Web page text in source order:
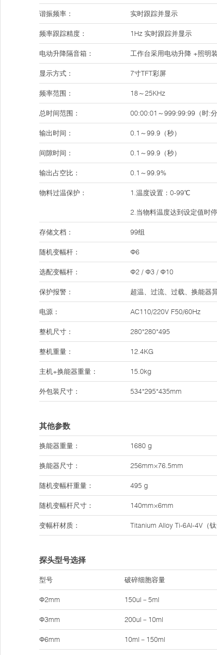
谐振频率： 实时跟踪并显示
频率跟踪精度： 1Hz 实时跟踪并显示
电动升降隔音箱： 工作台采用电动升降 +照明
显示方式： 7寸TFT彩屏
频率范围： 18～25KHz
总时间范围： 00:00:01～999:99:99（时:
输出时间： 0.1～99.9（秒）
间隙时间： 0.1～99.9（秒）
输出占空比： 0.1～99.9%
物料过温保护： 1.温度设置：0-99℃
2.当物料温度达到设定值时
存储文档： 99组
随机变幅杆： Φ6
选配变幅杆： Φ2 / Φ3 / Φ10
保护报警： 超温、过流、过载、换能器
电源： AC110/220V F50/60Hz
整机尺寸： 280*280*495
整机重量： 12.4KG
主机+换能器重量： 15.0kg
外包装尺寸： 534*295*435mm
其他参数
换能器重量： 1680 g
换能器尺寸： 256mm×76.5mm
随机变幅杆重量： 495 g
随机变幅杆尺寸： 140mm×6mm
变幅杆材质： Titanium Alloy Ti-6Al-4V（
探头型号选择
型号 破碎细胞容量
Φ2mm 150ul－5ml
Φ3mm 200ul－10ml
Φ6mm 10ml－150ml